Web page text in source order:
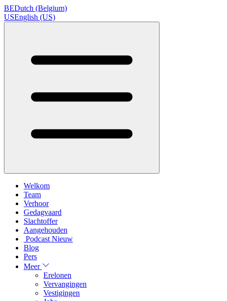
BEDutch (Belgium)
USEnglish (US)
Welkom
Team
Verhoor
Gedagvaard
Slachtoffer
Aangehouden
Podcast Nieuw
Blog
Pers
Meer
Erelonen
Vervangingen
Vestigingen